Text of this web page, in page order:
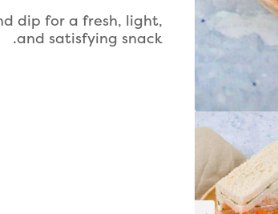
dip for a fresh, light,
and satisfying snack.